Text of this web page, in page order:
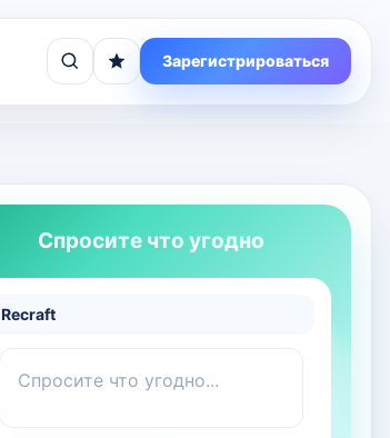
Зарегистрироваться
Спросите что угодно
Recraft
Спросите что угодно...